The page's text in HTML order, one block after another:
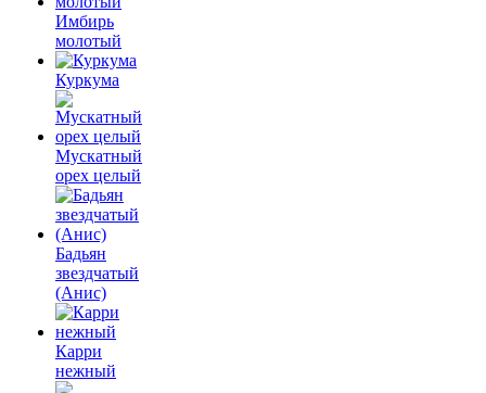
Имбирь
молотый
Куркума
Мускатный
орех целый
Бадьян
звездчатый
(Анис)
Карри
нежный